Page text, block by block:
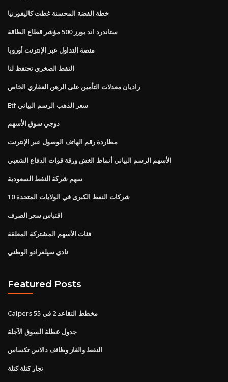
خطة الفضة المحسنة غطت كاليفورنيا
ستاندرد اند بورز 500 مؤشر قطاع الطاقة
منصة التداول عبر الإنترنت أوروبا
النفط الصخري تحتفظ لنا
راديان معدلات التأمين على الرهن العقاري الخاص
Etf سعر الذهب الرسم البياني
دوجي سوق الأسهم
مطاردة رقم الهاتف الوصول عبر الإنترنت
الأسهم الرسم البياني أنماط الغش ورقة قوات الدفاع الشعبي
سهم شركة النفط السعودية
10 شركات النفط الكبرى في الولايات المتحدة
اقتباس سعر الصرف
فئات الأسهم المشتركة المعلقة
نادي سيلفرادو الوطني
Featured Posts
Calpers مخطط التقاعد 2 في 55
جدول عطلة السوق الآجلة
النفط والغاز وظائف دالاس تكساس
تجار كتلة كتلة